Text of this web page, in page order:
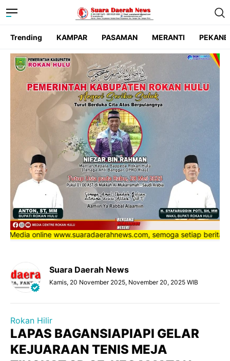
Trending KAMPAR PASAMAN MERANTI
online www.suaradaerahnews.com, semoga setiap berita
Suara Daerah News
Kamis, 20 November 2025, November 20, 2025 WIB
Rokan Hilir
LAPAS BAGANSIAPIAPI GELAR
KEJUARAAN TENIS MEJA